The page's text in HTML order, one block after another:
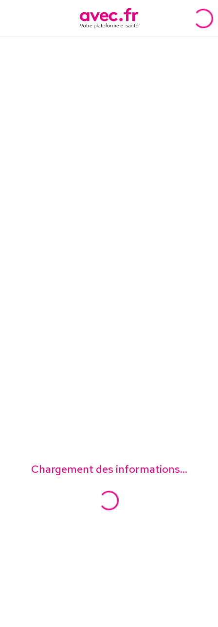
Chargement des informations...